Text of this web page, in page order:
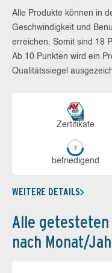
Alle Produkte können in
Geschwindigkeit und
erreichen. Somit sind 18
Ab 10 Punkten wird ein
Qualitätssiegel
Zerti­fikate
be­frie­di­gend
WEITERE DETAILS
Alle
nach Monat/